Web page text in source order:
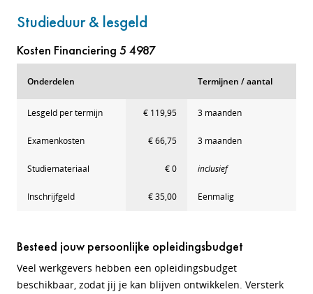
Studieduur & lesgeld
Kosten Financiering 5 4987
Onderdelen Termijnen / aantal
Lesgeld per termijn € 119,95 3 maanden
Examenkosten € 66,75 3 maanden
Studiemateriaal € 0 inclusief
Inschrijfgeld € 35,00 Eenmalig
Besteed jouw persoonlijke opleidingsbudget
Veel werkgevers hebben een opleidingsbudget
beschikbaar, zodat jij je kan blijven ontwikkelen. Versterk